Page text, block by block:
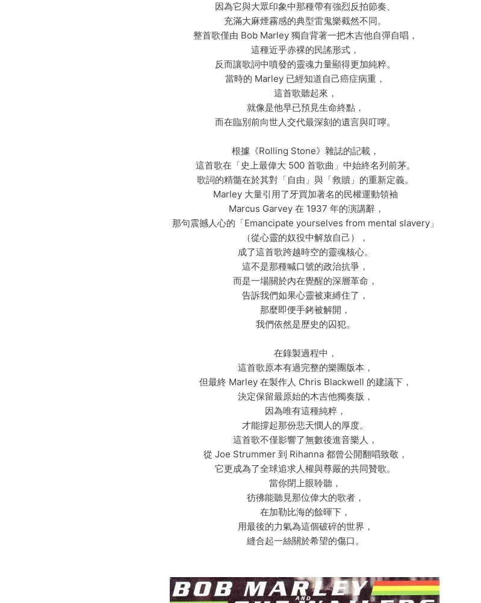
因為它與大眾印象中那種帶有強烈反拍節奏、
充滿大麻煙霧感的典型雷鬼樂截然不同。
整首歌僅由 Bob Marley 獨自背著一把木吉他自彈自唱，
這種近乎赤裸的民謠形式，
反而讓歌詞中噴發的靈魂力量顯得更加純粹。
當時的 Marley 已經知道自己癌症病重，
這首歌聽起來，
就像是他早已預見生命終點，
而在臨別前向世人交代最深刻的遺言與叮嚀。
根據《Rolling Stone》雜誌的記載，
這首歌在「史上最偉大 500 首歌曲」中始終名列前茅。
歌詞的精髓在於其對「自由」與「救贖」的重新定義。
Marley 大量引用了牙買加著名的民權運動領袖
Marcus Garvey 在 1937 年的演講辭，
那句震撼人心的「Emancipate yourselves from mental slavery」
（從心靈的奴役中解放自己），
成了這首歌跨越時空的靈魂核心。
這不是那種喊口號的政治抗爭，
而是一場關於內在覺醒的深層革命，
告訴我們如果心靈被束縛住了，
那麼即便手銬被解開，
我們依然是歷史的囚犯。
在錄製過程中，
這首歌原本有過完整的樂團版本，
但最終 Marley 在製作人 Chris Blackwell 的建議下，
決定保留最原始的木吉他獨奏版，
因為唯有這種純粹，
才能撐起那份悲天憫人的厚度。
這首歌不僅影響了無數後進音樂人，
從 Joe Strummer 到 Rihanna 都曾公開翻唱致敬，
它更成為了全球追求人權與尊嚴的共同贊歌。
當你閉上眼聆聽，
彷彿能聽見那位偉大的歌者，
在加勒比海的餘暉下，
用最後的力氣為這個破碎的世界，
縫合起一絲關於希望的傷口。